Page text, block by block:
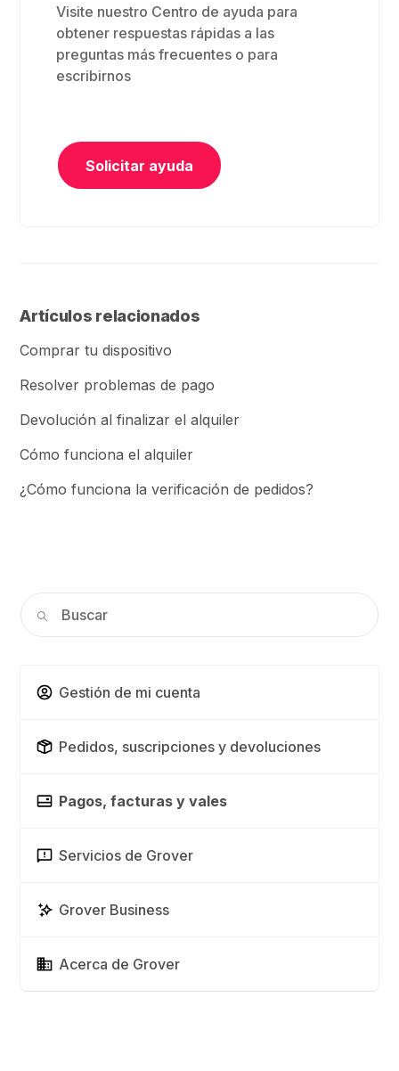
Gestión de mi cuenta
Pedidos, suscripciones y devoluciones
Pagos, facturas y vales
Servicios de Grover
Grover Business
Acerca de Grover
Visite nuestro Centro de ayuda para
obtener respuestas rápidas a las
preguntas más frecuentes o para
escribirnos
Solicitar ayuda
Artículos relacionados
Comprar tu dispositivo
Resolver problemas de pago
Devolución al finalizar el alquiler
Cómo funciona el alquiler
¿Cómo funciona la verificación de pedidos?